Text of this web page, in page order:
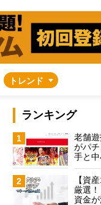
トレンド
ランキング
1
老舗
がパ
手と
2
【資
厳選
資金